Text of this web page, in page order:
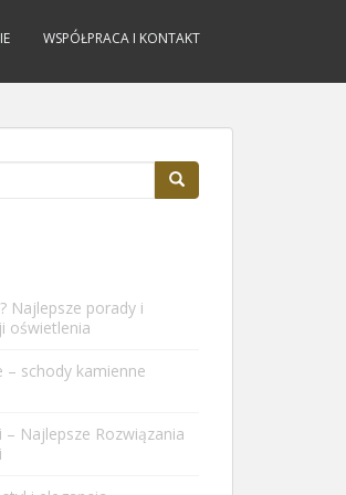
WSPÓŁPRACA I KONTAKT
Najlepsze porady i
oświetlenia
– schody kamienne
– Najlepsze Rozwiązania